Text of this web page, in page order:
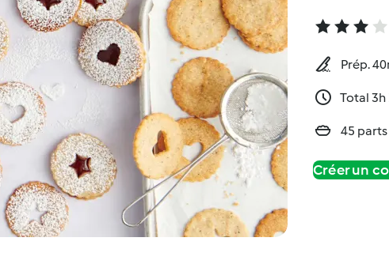
Prép.
Total 3h
45 parts
Créer un